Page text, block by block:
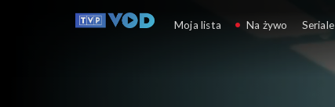
Opole
Moja lista Na żywo Seriale